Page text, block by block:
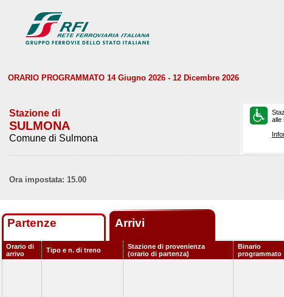
ORARIO PROGRAMMATO 14 Giugno 2026 - 12 Dicembre 2026
Stazione di
SULMONA
Comune di Sulmona
alle
Ora impostata: 15.00
Partenze Arrivi
Orario di
arrivo
Tipo e n. di treno
Stazione di provenienza
(orario di partenza)
Binario
programmato